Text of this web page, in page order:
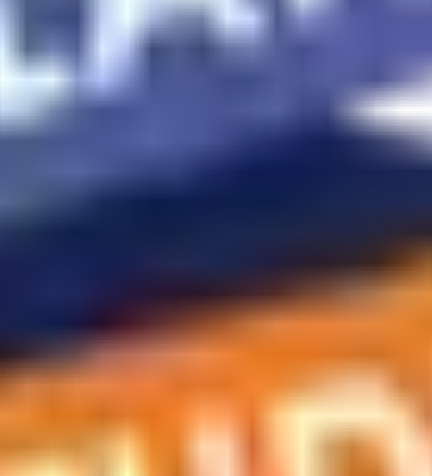
kartı hizmetleri, konaklama hizmetleri ve daha
ulaşabilir veya e-posta gönderebilirsiniz.